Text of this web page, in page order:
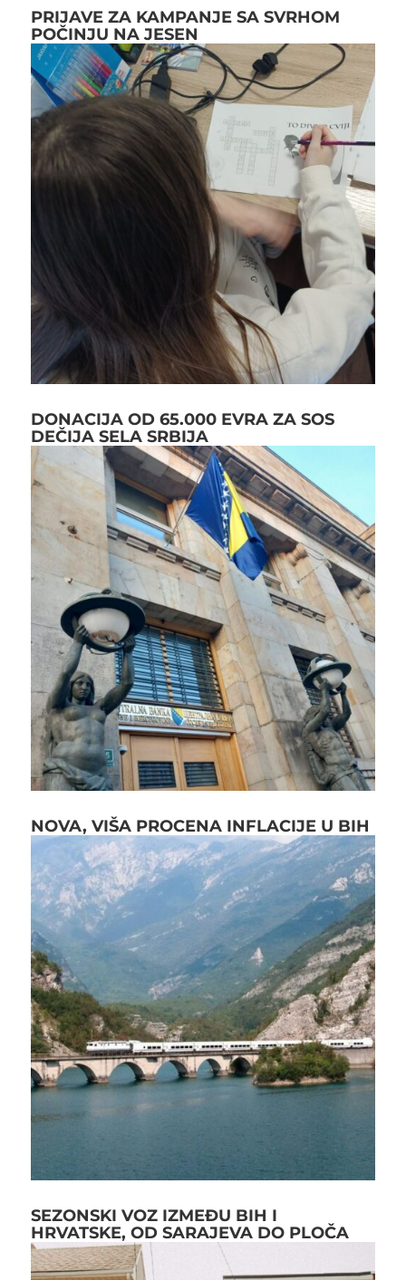
PRIJAVE ZA KAMPANJE SA SVRHOM
POČINJU NA JESEN
DONACIJA OD 65.000 EVRA ZA SOS
DEČIJA SELA SRBIJA
NOVA, VIŠA PROCENA INFLACIJE U BIH
SEZONSKI VOZ IZMEĐU BIH I
HRVATSKE, OD SARAJEVA DO PLOČA